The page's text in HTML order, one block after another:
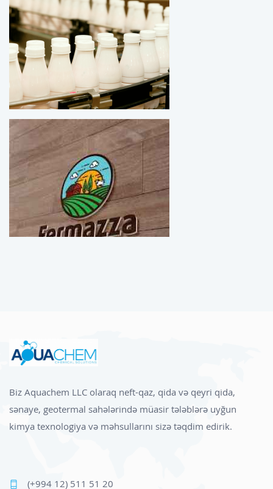
Biz Aquachem LLC olaraq neft-qaz, qida və qeyri qida,
sənaye, geotermal sahələrində müasir tələblərə uyğun
kimya texnologiya və məhsullarını sizə təqdim edirik.
(+994 12) 511 51 20